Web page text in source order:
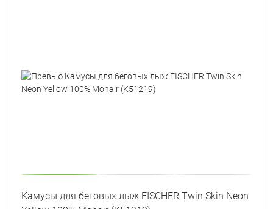
Камусы для беговых лыж FISCHER Twin Skin Neon